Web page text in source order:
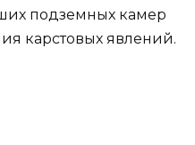
подземных камер
карстовых явлений.